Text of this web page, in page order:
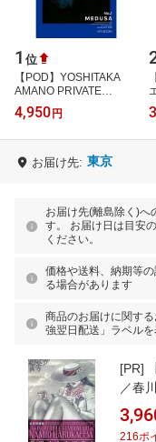
1 位
【POD】YOSHITAKA
AMANO PRIVATE
WORKS No.1 MEDUSA [
天野喜孝 ]
4,950 円
お届け先: 東京
お届け先(離島除く)へ
す。 お届け日は目安
ください。
価格や送料、納期等
る場合があります
商品のお届けに関す
強翌日配送」ラベルを
[PR]
／春
216ポ